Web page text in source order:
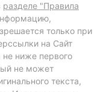
разделе "Правила
только при
на Сайт
не ниже первого
не может
текста,